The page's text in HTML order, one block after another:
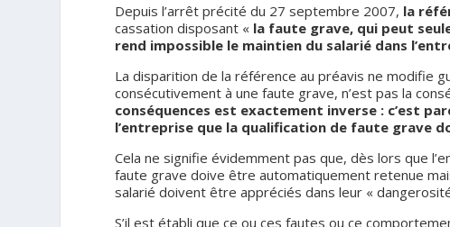
Depuis l’arrêt précité du 27 septembre 2007, la
cassation disposant « la faute grave, qui peut
rend impossible le maintien du salarié dans
La disparition de la référence au préavis ne modifie
consécutivement à une faute grave, n’est pas la
conséquences est exactement inverse : c’est
l’entreprise que la qualification de faute grave
Cela ne signifie évidemment pas que, dès lors que
faute grave doive être automatiquement retenue
salarié doivent être appréciés dans leur «
S’il est établi que ce ou ces fautes ou ce